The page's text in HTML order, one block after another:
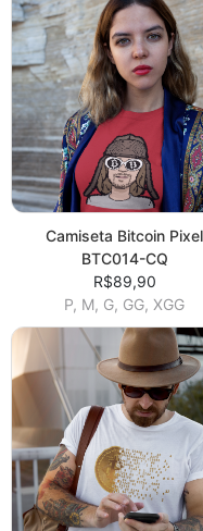
Camiseta Bitcoin Pixel
BTC014-CQ
R$89,90
P, M, G, GG, XGG